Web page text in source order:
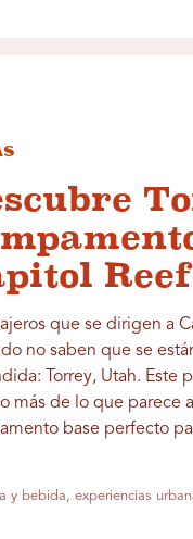
Reef
que se dirigen a
no saben que se
Torrey, Utah. Este
más de lo que parece
base perfecto
y bebida, experiencias